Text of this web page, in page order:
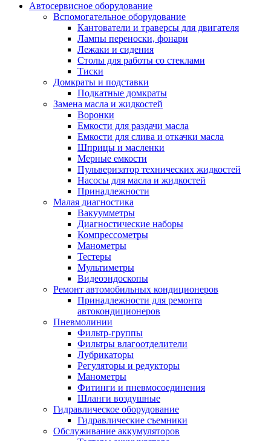
Автосервисное оборудование
Вспомогательное оборудование
Кантователи и траверсы для двигателя
Лампы переноски, фонари
Лежаки и сидения
Столы для работы со стеклами
Тиски
Домкраты и подставки
Подкатные домкраты
Замена масла и жидкостей
Воронки
Емкости для раздачи масла
Емкости для слива и откачки масла
Шприцы и масленки
Мерные емкости
Пульверизатор технических жидкостей
Насосы для масла и жидкостей
Принадлежности
Малая диагностика
Вакуумметры
Диагностические наборы
Компрессометры
Манометры
Тестеры
Мультиметры
Видеоэндоскопы
Ремонт автомобильных кондиционеров
Принадлежности для ремонта
автокондиционеров
Пневмолинии
Фильтр-группы
Фильтры влагоотделители
Лубрикаторы
Регуляторы и редукторы
Манометры
Фитинги и пневмосоединения
Шланги воздушные
Гидравлическое оборудование
Гидравлические съемники
Обслуживание аккумуляторов